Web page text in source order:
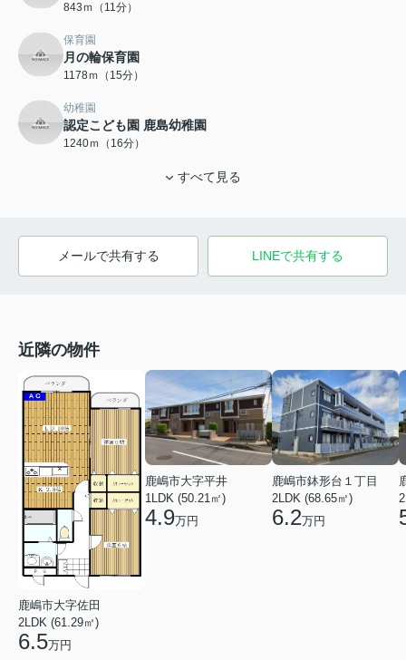
843ｍ（11分）
保育園
月の輪保育園
1178ｍ（15分）
幼稚園
認定こども園 鹿島幼稚園
1240ｍ（16分）
すべて見る
メールで共有する LINEで共有する
近隣の物件
鹿嶋市大字佐田
2LDK (61.29㎡)
6.5万円
鹿嶋市大字平井
1LDK (50.21㎡)
4.9万円
鹿嶋市鉢形台１丁目
2LDK (68.65㎡)
6.2万円